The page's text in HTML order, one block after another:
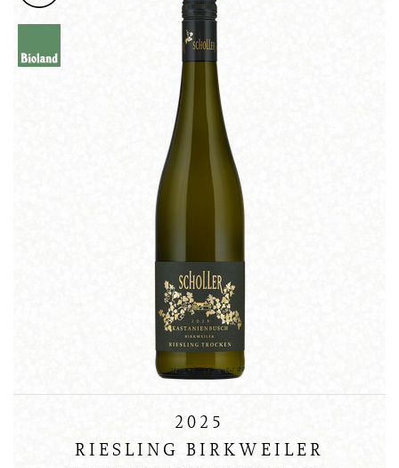
2025
RIESLING BIRKWEILER